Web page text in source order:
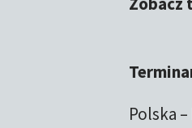
Polska